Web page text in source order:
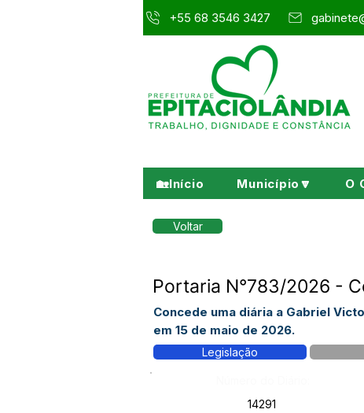
+55 68 3546 3427
🏡Início Município🔽 O
Voltar
Portaria N°783/2026 -
Concede uma diária a Gabriel
em 15 de maio de 2026.
Legislação
14291